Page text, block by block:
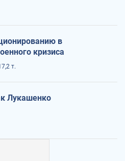
в
кризиса
т.
Лукашенко